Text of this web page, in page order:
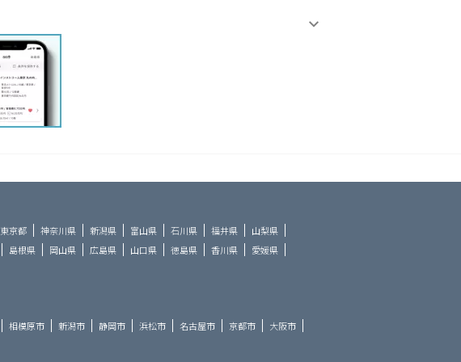
東京都 神奈川県 新潟県 富山県 石川県 福井県
山梨県
島根県 岡山県 広島県 山口県 徳島県 香川県
愛媛県
相模原市 新潟市 静岡市 浜松市 名古屋市 京都市
大阪市